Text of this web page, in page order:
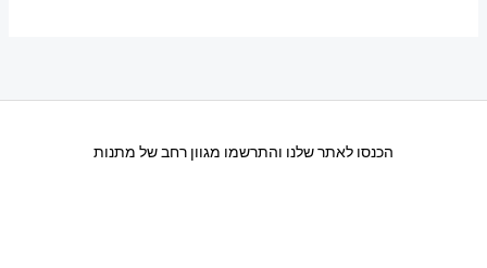
הכנסו לאתר שלנו והתרשמו מגוון רחב של מתנות